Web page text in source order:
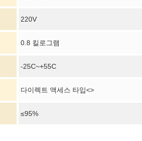
220V
0.8 킬로그램
-25C~+55C
다이렉트 액세스 타입<>
≤95%